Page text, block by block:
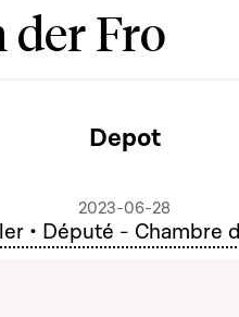
der Fro
Depot
2023-06-28
• Député - Chambre